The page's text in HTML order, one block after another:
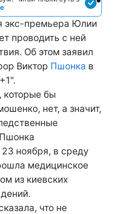
экс-премьера Юлии
проводить с ней
Об этом заявил
Виктор Пшонка в
которые бы
нет, а значит,
ноября, в среду
медицинское
из киевских
что не